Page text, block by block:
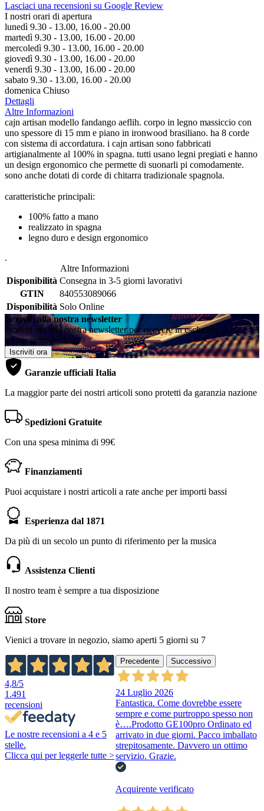
Lasciaci una recensioni su Google Review
I nostri orari di apertura
lunedì 9.30 - 13.00, 16.00 - 20.00
martedì 9.30 - 13.00, 16.00 - 20.00
mercoledì 9.30 - 13.00, 16.00 - 20.00
giovedì 9.30 - 13.00, 16.00 - 20.00
venerdì 9.30 - 13.00, 16.00 - 20.00
sabato 9.30 - 13.00, 16.00 - 20.00
domenica Chiuso
Dettagli
Altre Informazioni
cajn artisan modello fandango aeflih. corpo in legno massiccio con
uno spessore di 15 mm e piano in ironwood brasiliano. ha 8 corde
con sistema di accordatura. i cajn artisan sono fabbricati
artigianalmente al 100% in spagna. tutti usano legni pregiati e hanno
un design ergonomico che permette di suonarli pi comodamente.
sono anche dotati di corde di chitarra tradizionale spagnola.
caratteristiche principali:
100% fatto a mano
realizzato in spagna
legno duro e design ergonomico
.
Altre Informazioni
Disponibilità Consegna in 3-5 giorni lavorativi
GTIN
840553089066
Disponibilità Solo Online
Iscriviti alla nostra newsletter
Iscriviti ora alla nostra newsletter per ricevere in esclusiva le
promozioni dedicate
Iscriviti ora
Garanzie ufficiali Italia
La maggior parte dei nostri articoli sono protetti da garanzia nazione
Spedizioni Gratuite
Con una spesa minima di 99€
Finanziamenti
Puoi acquistare i nostri articoli a rate anche per importi bassi
Esperienza dal 1871
Da più di un secolo un punto di riferimento per la musica
Assistenza Clienti
Il nostro team è sempre a tua disposizione
Store
Vienici a trovare in negozio, siamo aperti 5 giorni su 7
4,8/5
1.491
recensioni
Le nostre recensioni a 4 e 5
stelle.
Clicca qui per leggerle tutte >
Precedente Successivo
24 Luglio 2026
Fantastica. Come dovrebbe essere
sempre e come purtroppo spesso non
è….Prodotto GE100pro Ordinato ed
arrivato in due giorni. Pacco imballato
strepitosamente. Davvero un ottimo
servizio. Grazie.
Acquirente verificato